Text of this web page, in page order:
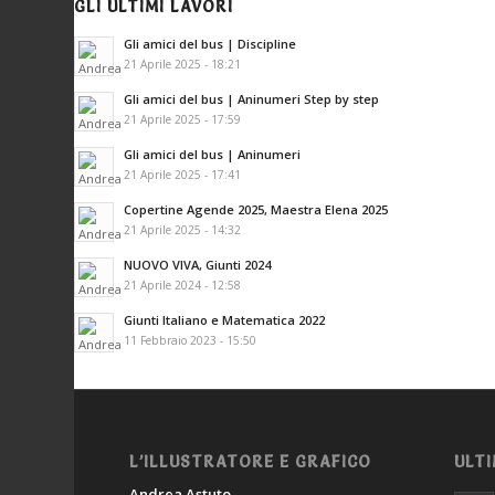
GLI ULTIMI LAVORI
Gli amici del bus | Discipline
21 Aprile 2025 - 18:21
Gli amici del bus | Aninumeri Step by step
21 Aprile 2025 - 17:59
Gli amici del bus | Aninumeri
21 Aprile 2025 - 17:41
Copertine Agende 2025, Maestra Elena 2025
21 Aprile 2025 - 14:32
NUOVO VIVA, Giunti 2024
21 Aprile 2024 - 12:58
Giunti Italiano e Matematica 2022
11 Febbraio 2023 - 15:50
L’ILLUSTRATORE E GRAFICO